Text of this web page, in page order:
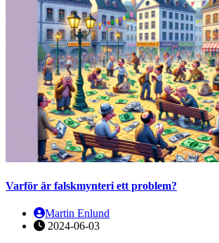
Varför är falskmynteri ett problem?
Martin Enlund
2024-06-03